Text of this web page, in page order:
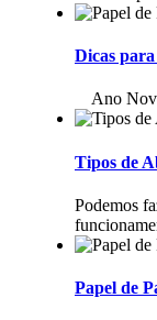
Dicas
Ano
Tipos de
Podemos
Papel de